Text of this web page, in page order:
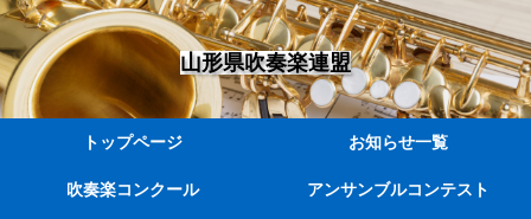
山形県吹奏楽連盟
トップページ お知らせ一覧
吹奏楽コンクール アンサンブルコンテスト